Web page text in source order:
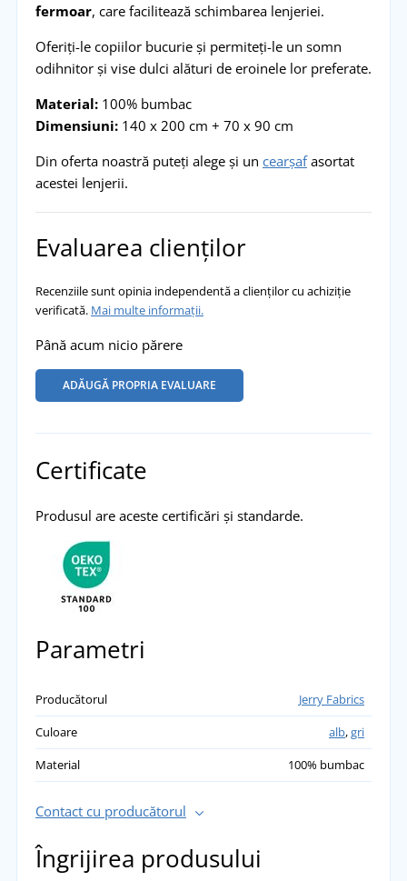
fermoar, care facilitează schimbarea lenjeriei.
Oferiți-le copiilor bucurie și permiteți-le un somn
odihnitor și vise dulci alături de eroinele lor preferate.
Material:100% bumbac
Dimensiuni:140 x 200 cm + 70 x 90 cm
Din oferta noastră puteți alege și un cearșafasortat
acestei lenjerii.
Evaluarea clienților
Recenziile sunt opinia independentă a clienților cu achiziție
verificată. Mai multe informații.
Până acum nicio părere
ADĂUGĂ PROPRIA EVALUARE
Certificate
Produsul are aceste certificări și standarde.
Parametri
Producătorul
Jerry Fabrics
Culoare
alb,gri
Material
100% bumbac
Contact cu producătorul
Îngrijirea produsului